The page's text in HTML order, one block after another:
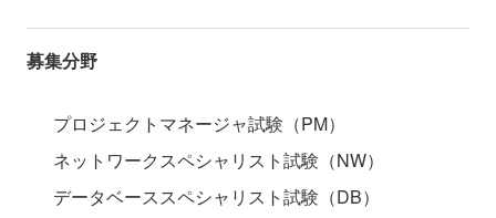
募集分野
プロジェクトマネージャ試験（PM）
ネットワークスペシャリスト試験（NW）
データベーススペシャリスト試験（DB）